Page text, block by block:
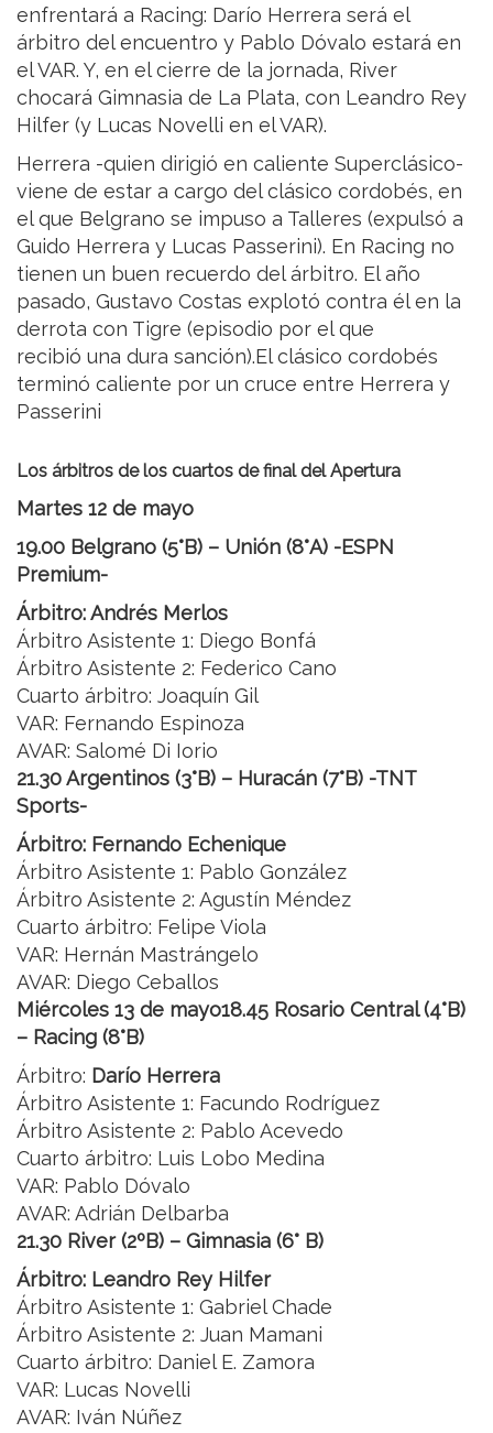
enfrentará a Racing: Darío Herrera será el
árbitro del encuentro y Pablo Dóvalo estará en
el VAR. Y, en el cierre de la jornada, River
chocará Gimnasia de La Plata, con Leandro Rey
Hilfer (y Lucas Novelli en el VAR).
Herrera -quien dirigió en caliente Superclásico-
viene de estar a cargo del clásico cordobés, en
el que Belgrano se impuso a Talleres (expulsó a
Guido Herrera y Lucas Passerini). En Racing no
tienen un buen recuerdo del árbitro. El año
pasado, Gustavo Costas explotó contra él en la
derrota con Tigre (episodio por el que
recibió una dura sanción).El clásico cordobés
terminó caliente por un cruce entre Herrera y
Passerini
Los árbitros de los cuartos de final del Apertura
Martes 12 de mayo
19.00 Belgrano (5°B) – Unión (8°A) -ESPN
Premium-
Árbitro: Andrés Merlos
Árbitro Asistente 1: Diego Bonfá
Árbitro Asistente 2: Federico Cano
Cuarto árbitro: Joaquín Gil
VAR: Fernando Espinoza
AVAR: Salomé Di Iorio
21.30 Argentinos (3°B) – Huracán (7°B) -TNT
Sports-
Árbitro: Fernando Echenique
Árbitro Asistente 1: Pablo González
Árbitro Asistente 2: Agustín Méndez
Cuarto árbitro: Felipe Viola
VAR: Hernán Mastrángelo
AVAR: Diego Ceballos
Miércoles 13 de mayo18.45 Rosario Central (4°B)
– Racing (8°B)
Árbitro: Darío Herrera
Árbitro Asistente 1: Facundo Rodríguez
Árbitro Asistente 2: Pablo Acevedo
Cuarto árbitro: Luis Lobo Medina
VAR: Pablo Dóvalo
AVAR: Adrián Delbarba
21.30 River (2ºB) – Gimnasia (6° B)
Árbitro: Leandro Rey Hilfer
Árbitro Asistente 1: Gabriel Chade
Árbitro Asistente 2: Juan Mamani
Cuarto árbitro: Daniel E. Zamora
VAR: Lucas Novelli
AVAR: Iván Núñez